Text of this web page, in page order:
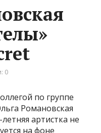
0
по группе
Романовская
артистка не
на фоне